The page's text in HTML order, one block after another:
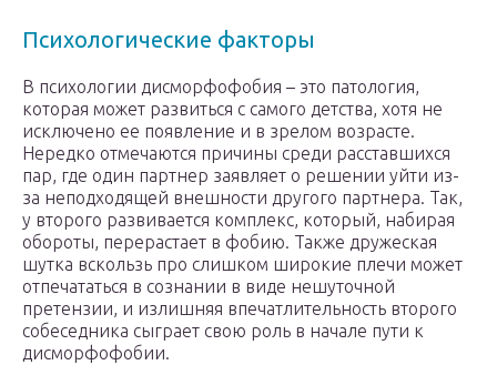
Психологические факторы
В психологии дисморфофобия – это патология,
которая может развиться с самого детства, хотя не
исключено ее появление и в зрелом возрасте.
Нередко отмечаются причины среди расставшихся
пар, где один партнер заявляет о решении уйти из-
за неподходящей внешности другого партнера. Так,
у второго развивается комплекс, который, набирая
обороты, перерастает в фобию. Также дружеская
шутка вскользь про слишком широкие плечи может
отпечататься в сознании в виде нешуточной
претензии, и излишняя впечатлительность второго
собеседника сыграет свою роль в начале пути к
дисморфофобии.